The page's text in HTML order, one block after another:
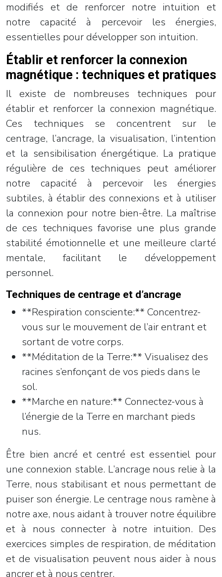
modifiés et de renforcer notre intuition et
notre capacité à percevoir les énergies,
essentielles pour développer son intuition.
Établir et renforcer la connexion
magnétique : techniques et pratiques
Il existe de nombreuses techniques pour
établir et renforcer la connexion magnétique.
Ces techniques se concentrent sur le
centrage, l’ancrage, la visualisation, l’intention
et la sensibilisation énergétique. La pratique
régulière de ces techniques peut améliorer
notre capacité à percevoir les énergies
subtiles, à établir des connexions et à utiliser
la connexion pour notre bien-être. La maîtrise
de ces techniques favorise une plus grande
stabilité émotionnelle et une meilleure clarté
mentale, facilitant le développement
personnel.
Techniques de centrage et d’ancrage
**Respiration consciente:** Concentrez-
vous sur le mouvement de l’air entrant et
sortant de votre corps.
**Méditation de la Terre:** Visualisez des
racines s’enfonçant de vos pieds dans le
sol.
**Marche en nature:** Connectez-vous à
l’énergie de la Terre en marchant pieds
nus.
Être bien ancré et centré est essentiel pour
une connexion stable. L’ancrage nous relie à la
Terre, nous stabilisant et nous permettant de
puiser son énergie. Le centrage nous ramène à
notre axe, nous aidant à trouver notre équilibre
et à nous connecter à notre intuition. Des
exercices simples de respiration, de méditation
et de visualisation peuvent nous aider à nous
ancrer et à nous centrer.